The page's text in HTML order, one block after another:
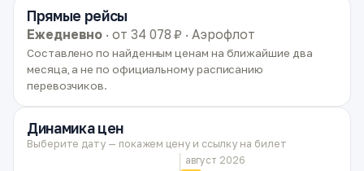
Прямые рейсы
Ежедневно · от 34 078 ₽ · Аэрофлот
Составлено по найденным ценам на ближайшие два
месяца, а не по официальному расписанию
перевозчиков.
Динамика цен
Выберите дату — покажем цену и ссылку на билет
август 2026